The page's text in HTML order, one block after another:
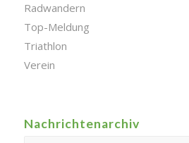
Radwandern
Top-Meldung
Triathlon
Verein
Nachrichtenarchiv